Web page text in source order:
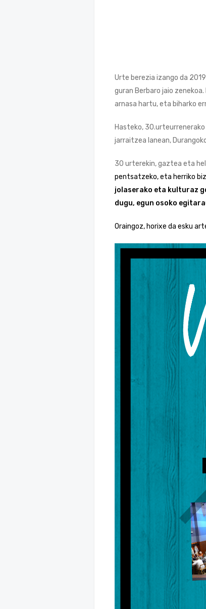
Urte berezia izango da
guran Berbaro jaio
arnasa hartu, eta biharko
Hasteko,
jarraitzea lanean,
30 urterekin, gaztea eta
pentsatzeko, eta herriko
jolaserako eta kulturaz
dugu, egun osoko
Oraingoz, horixe da esku